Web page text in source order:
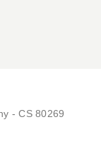
- CS 80269